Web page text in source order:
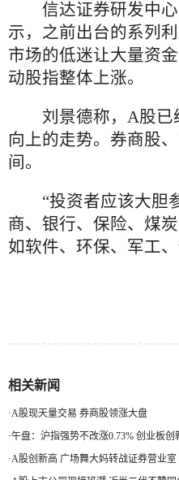
信达证券研发中心
示，之前出台的系列
市场的低迷让大量资
动股指整体上涨。
刘景德称，A股已
向上的走势。券商股
间。
“投资者应该大胆参
商、银行、保险、煤
如软件、环保、军工
相关新闻
·A股现天量交易 券商股领涨大盘
·午盘：沪指强势不改涨0.73% 创业板创
·A股创新高 广场舞大妈转战证券营业室